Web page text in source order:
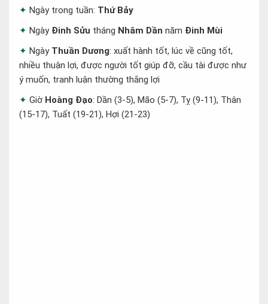
Ngày trong tuần: Thứ Bảy
Ngày Đinh Sửu tháng Nhâm Dần năm Đinh Mùi
Ngày Thuần Dương: xuất hành tốt, lúc về cũng tốt,
nhiều thuận lợi, được người tốt giúp đỡ, cầu tài được như
ý muốn, tranh luận thường thắng lợi
Giờ Hoàng Đạo: Dần (3-5), Mão (5-7), Tỵ (9-11), Thân
(15-17), Tuất (19-21), Hợi (21-23)